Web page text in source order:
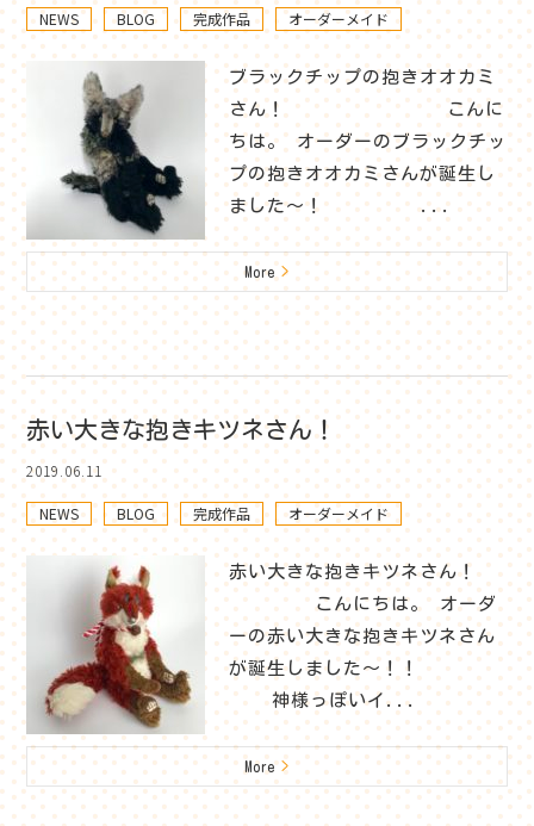
NEWS BLOG 完成作品 オーダーメイド
ブラックチップの抱きオオカミ
さん！ こんに
ちは。 オーダーのブラックチッ
プの抱きオオカミさんが誕生し
ました～！ ...
More>
赤い大きな抱きキツネさん！
2019.06.11
NEWS BLOG 完成作品 オーダーメイド
赤い大きな抱きキツネさん！
こんにちは。 オーダ
ーの赤い大きな抱きキツネさん
が誕生しました～！！
神様っぽいイ...
More>